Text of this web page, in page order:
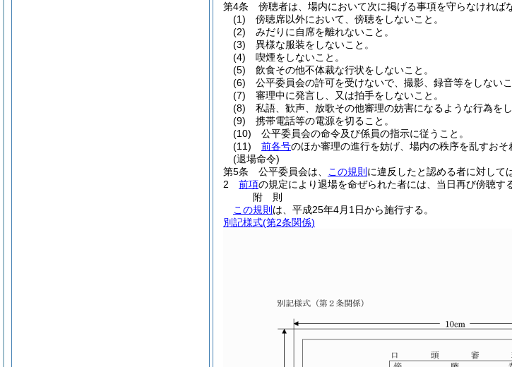
第4条
傍聴者は、場内において次に掲げる事項を守らなければ
(1)
傍聴席以外において、傍聴をしないこと。
(2)
みだりに自席を離れないこと。
(3)
異様な服装をしないこと。
(4)
喫煙をしないこと。
(5)
飲食その他不体裁な行状をしないこと。
(6)
公平委員会の許可を受けないで、撮影、録音等をしないこ
(7)
審理中に発言し、又は拍手をしないこと。
(8)
私語、歓声、放歌その他審理の妨害になるような行為をし
(9)
携帯電話等の電源を切ること。
(10)
公平委員会の命令及び係員の指示に従うこと。
(11)
前各号のほか審理の進行を妨げ、場内の秩序を乱すおそ
(退場命令)
第5条
公平委員会は、 この規則 に違反したと認める者に対して
2
前項の規定により退場を命ぜられた者には、当日再び傍聴す
附 則
この規則 は、平成25年4月1日から施行する。
別記様式(第2条関係)